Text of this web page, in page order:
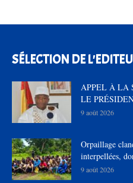
SÉLECTION DE
APPEL À LA
LE
9 août 2026
Orpaillage
interpellées,
9 août 2026